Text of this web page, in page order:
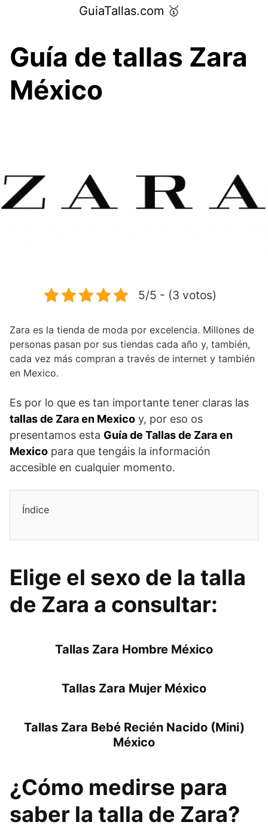
GuiaTallas.com 🥇
Guía de tallas Zara
México
5/5 - (3 votos)
Zara es la tienda de moda por excelencia. Millones de
personas pasan por sus tiendas cada año y, también,
cada vez más compran a través de internet y también
en Mexico.
Es por lo que es tan importante tener claras las
tallas de Zara en Mexico y, por eso os
presentamos esta Guía de Tallas de Zara en
Mexico para que tengáis la información
accesible en cualquier momento.
Índice
Elige el sexo de la talla
de Zara a consultar:
Tallas Zara Hombre México
Tallas Zara Mujer México
Tallas Zara Bebé Recién Nacido (Mini)
México
¿Cómo medirse para
saber la talla de Zara?